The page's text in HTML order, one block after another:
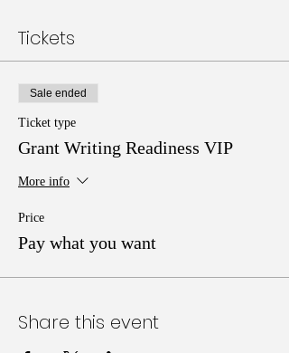
Tickets
Sale ended
Ticket type
Grant Writing Readiness VIP
More info
Price
Pay what you want
Share this event